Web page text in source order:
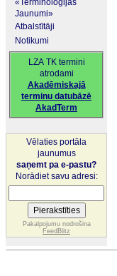
«Terminoloģijas
Jaunumi»
Atbalstītāji
Notikumi
LZA TK termini
atrodami
Akadēmiskajā
terminu datubāzē
AkadTerm
Vēlaties portāla
jaunumus
saņemt pa e-pastu?
Norādiet savu adresi:
Pakalpojumu nodrošina
FeedBlitz